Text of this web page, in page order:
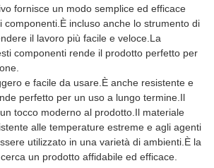
fornisce un modo semplice ed efficace
componenti.È incluso anche lo strumento di
il lavoro più facile e veloce.La
componenti rende il prodotto perfetto per
e facile da usare.È anche resistente e
perfetto per un uso a lungo termine.Il
tocco moderno al prodotto.Il materiale
alle temperature estreme e agli agenti
utilizzato in una varietà di ambienti.È la
un prodotto affidabile ed efficace.